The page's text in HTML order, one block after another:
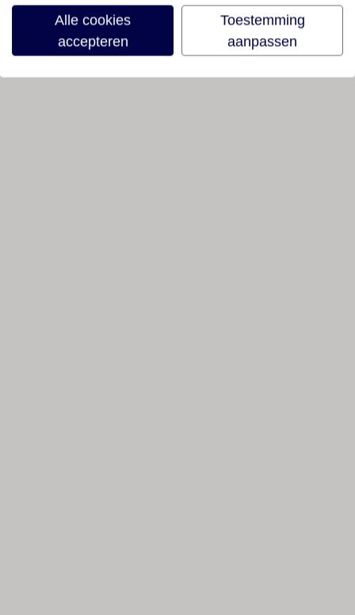
Alle cookies
accepteren
Toestemming
aanpassen